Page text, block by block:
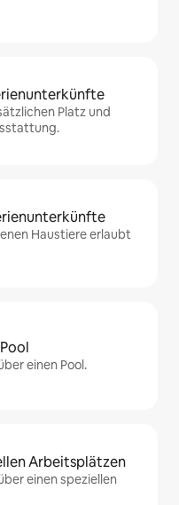
Platz und
Haustiere erlaubt
einen Pool.
Arbeitsplätzen
einen speziellen